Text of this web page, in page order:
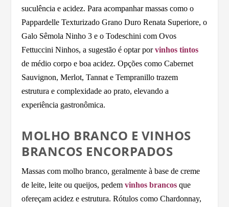
suculência e acidez. Para acompanhar massas como o
Pappardelle Texturizado Grano Duro Renata Superiore, o
Galo Sêmola Ninho 3 e o Todeschini com Ovos
Fettuccini Ninhos, a sugestão é optar porvinhos tintos
de médio corpo e boa acidez. Opções como Cabernet
Sauvignon, Merlot, Tannat e Tempranillo trazem
estrutura e complexidade ao prato, elevando a
experiência gastronômica.
MOLHO BRANCO E VINHOS
BRANCOS ENCORPADOS
Massas com molho branco, geralmente à base de creme
de leite, leite ou queijos, pedemvinhos brancos que
ofereçam acidez e estrutura. Rótulos como Chardonnay,